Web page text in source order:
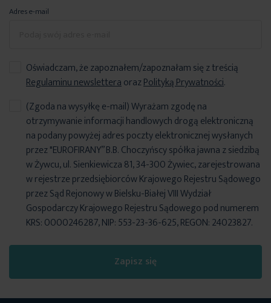
Adres e-mail
Oświadczam, że zapoznałem/zapoznałam się z treścią
Regulaminu newsletteraorazPolityką Prywatności.
Zapisz się
(Zgoda na wysyłkę e-mail) Wyrażam zgodę na
otrzymywanie informacji handlowych drogą elektroniczną
na podany powyżej adres poczty elektronicznej wysłanych
przez "EUROFIRANY” B.B. Choczyńscy spółka jawna z siedzibą
w Żywcu, ul. Sienkiewicza 81, 34-300 Żywiec, zarejestrowana
w rejestrze przedsiębiorców Krajowego Rejestru Sądowego
przez Sąd Rejonowy w Bielsku-Białej VIII Wydział
Gospodarczy Krajowego Rejestru Sądowego pod numerem
KRS: 0000246287, NIP: 553-23-36-625, REGON: 24023827.